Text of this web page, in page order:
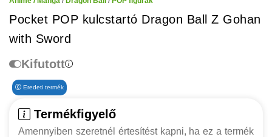
Pocket POP kulcstartó Dragon Ball Z Gohan
with Sword
Kifutott
Eredeti termék
Termékfigyelő
Amennyiben szeretnél értesítést kapni, ha ez a termék